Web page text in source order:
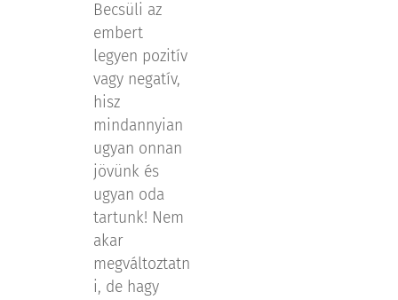
Becsüli az
embert
legyen pozitív
vagy negatív,
hisz
mindannyian
ugyan onnan
jövünk és
ugyan oda
tartunk! Nem
akar
megváltoztatn
i, de hagy